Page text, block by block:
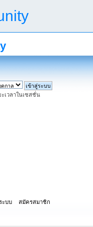
เวลาในเซสชั่น
ะบบ สมัครสมาชิก